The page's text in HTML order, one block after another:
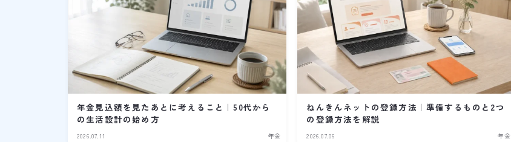
年金見込額を見たあとに考えること｜50代から
の生活設計の始め方
2026.07.11 年金
ねんきんネットの登録方法｜準備するものと2つ
の登録方法を解説
2026.07.06 年金